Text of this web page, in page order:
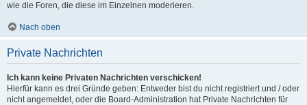
wie die Foren, die diese im Einzelnen moderieren.
Nach oben
Private Nachrichten
Ich kann keine Privaten Nachrichten verschicken!
Hierfür kann es drei Gründe geben: Entweder bist du nicht registriert und / oder
nicht angemeldet, oder die Board-Administration hat Private Nachrichten für